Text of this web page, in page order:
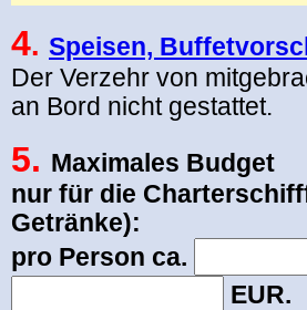
4. Speisen,
Der Verzehr von
an Bord nicht gestattet.
5. Maximales Budget
nur für die
Getränke):
pro Person ca.
EUR.